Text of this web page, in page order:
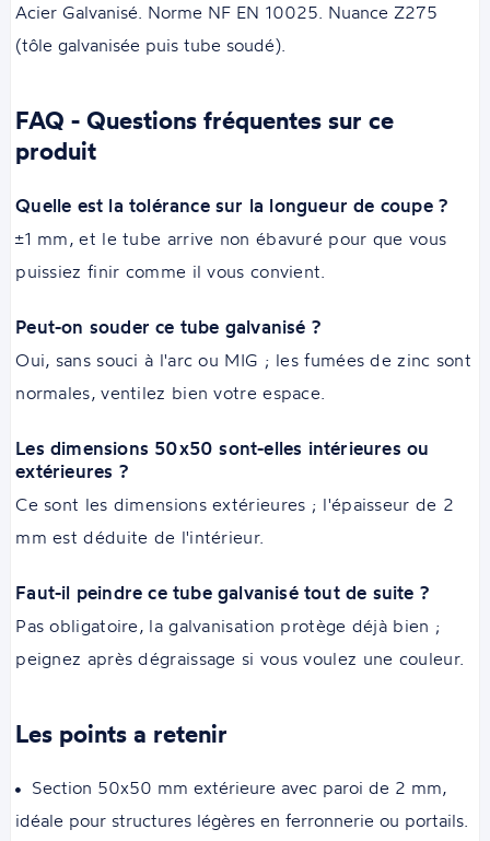
Acier Galvanisé. Norme NF EN 10025. Nuance Z275
(tôle galvanisée puis tube soudé).
FAQ - Questions fréquentes sur ce
produit
Quelle est la tolérance sur la longueur de coupe ?
±1 mm, et le tube arrive non ébavuré pour que vous
puissiez finir comme il vous convient.
Peut-on souder ce tube galvanisé ?
Oui, sans souci à l'arc ou MIG ; les fumées de zinc sont
normales, ventilez bien votre espace.
Les dimensions 50x50 sont-elles intérieures ou
extérieures ?
Ce sont les dimensions extérieures ; l'épaisseur de 2
mm est déduite de l'intérieur.
Faut-il peindre ce tube galvanisé tout de suite ?
Pas obligatoire, la galvanisation protège déjà bien ;
peignez après dégraissage si vous voulez une couleur.
Les points a retenir
Section 50x50 mm extérieure avec paroi de 2 mm,
idéale pour structures légères en ferronnerie ou portails.